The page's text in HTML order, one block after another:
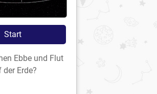
Start
Ebbe und Flut
der Erde?